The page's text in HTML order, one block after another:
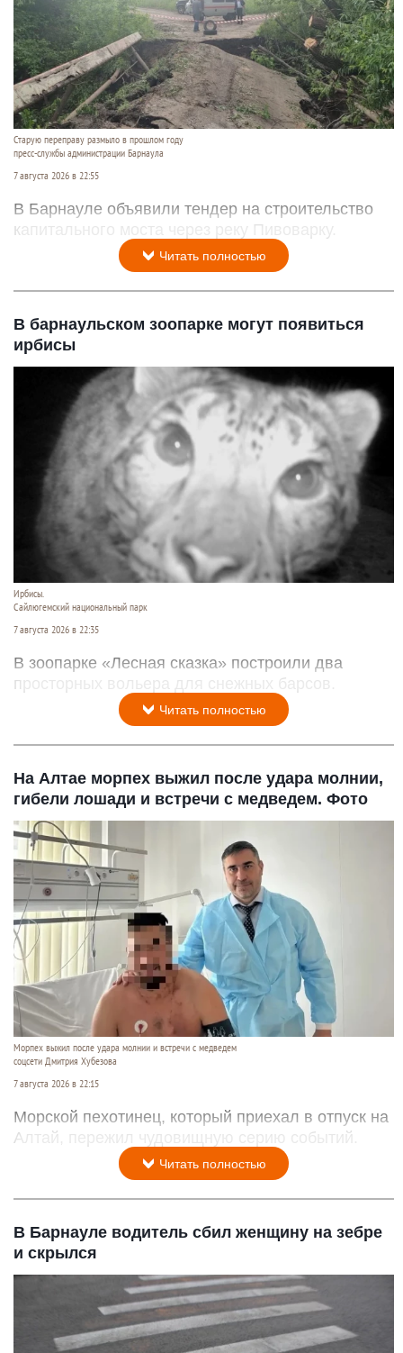
Старую переправу размыло в прошлом году
пресс-службы администрации Барнаула
7 августа 2026 в 22:55
В Барнауле объявили тендер на строительство
капитального моста через реку Пивоварку.
Читать полностью
В барнаульском зоопарке могут появиться
ирбисы
Ирбисы.
Сайлюгемский национальный парк
7 августа 2026 в 22:35
В зоопарке «Лесная сказка» построили два
просторных вольера для снежных барсов.
Читать полностью
На Алтае морпех выжил после удара молнии,
гибели лошади и встречи с медведем. Фото
Морпех выжил после удара молнии и встречи с медведем
соцсети Дмитрия Хубезова
7 августа 2026 в 22:15
Морской пехотинец, который приехал в отпуск на
Алтай, пережил чудовищную серию событий.
Читать полностью
В Барнауле водитель сбил женщину на зебре
и скрылся